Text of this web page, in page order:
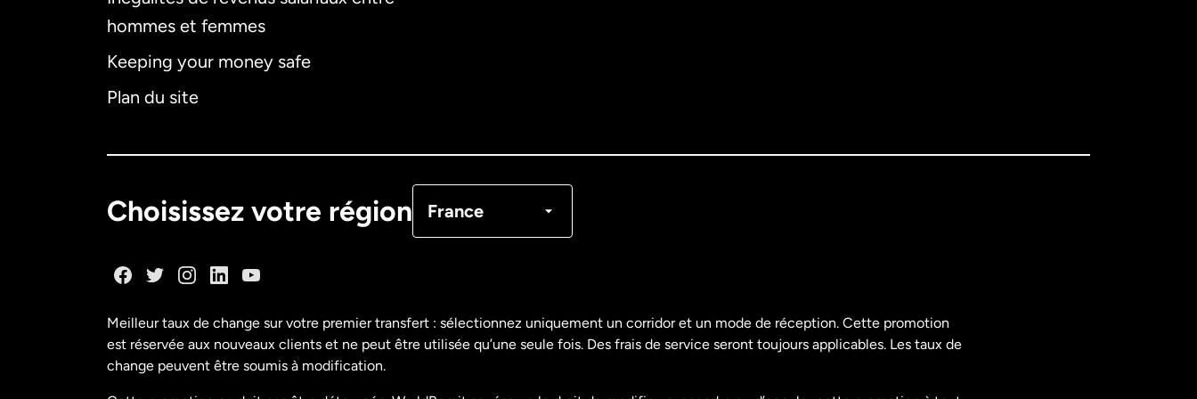
hommes et femmes
Keeping your money safe
Plan du site
Choisissez votre région France
États-Unis
Meilleur taux de change sur votre premier transfert : sélectionnez uniquement un corridor et un mode de réception. Cette promotion
est réservée aux nouveaux clients et ne peut être utilisée qu’une seule fois. Des frais de service seront toujours applicables. Les taux de
change peuvent être soumis à modification.